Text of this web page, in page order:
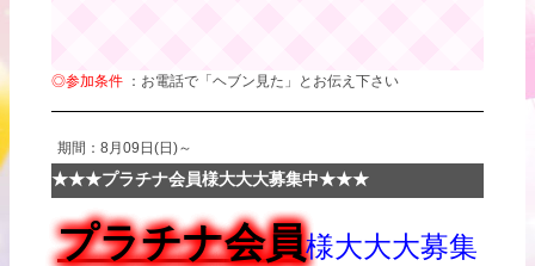
◎参加条件 ：お電話で「ヘブン見た」とお伝え下さい
期間：8月09日(日)～
★★★プラチナ会員様大大大募集中★★★
プラチナ会員様大大大募集